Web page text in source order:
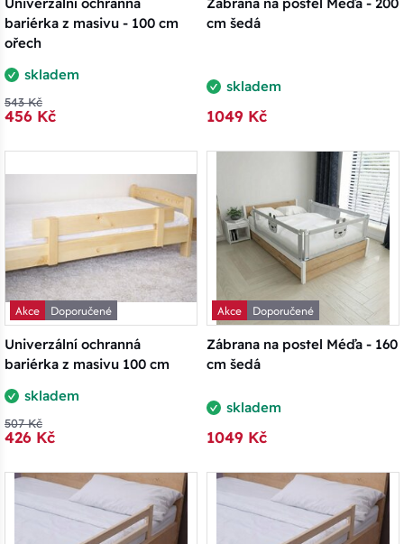
bariérka z masivu - 100 cm
ořech
skladem
543 Kč
456 Kč
cm šedá
skladem
1049 Kč
Akce
Doporučené
Univerzální ochranná
bariérka z masivu 100 cm
skladem
507 Kč
426 Kč
Akce
Doporučené
Zábrana na postel Méďa - 160
cm šedá
skladem
1049 Kč